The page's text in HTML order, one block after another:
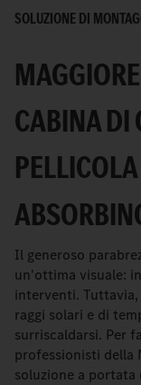
SOLUZIONE DI
CABINA DI
Il generoso
un'ottima visuale:
interventi. Tuttavia,
raggi solari e di
surriscaldarsi. Per
professionisti della
soluzione a